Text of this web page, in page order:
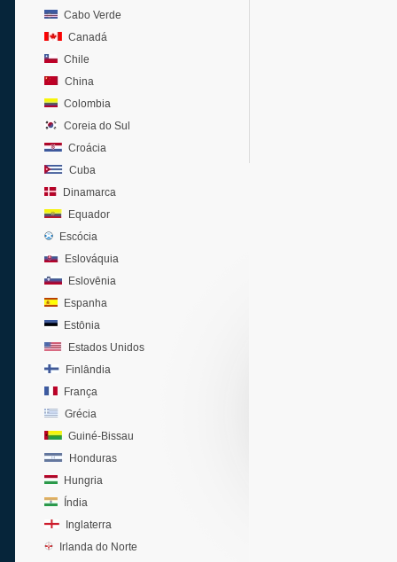
Cabo Verde
Canadá
Chile
China
Colombia
Coreia do Sul
Croácia
Cuba
Dinamarca
Equador
Escócia
Eslováquia
Eslovênia
Espanha
Estônia
Estados Unidos
Finlândia
França
Grécia
Guiné-Bissau
Honduras
Hungria
Índia
Inglaterra
Irlanda do Norte